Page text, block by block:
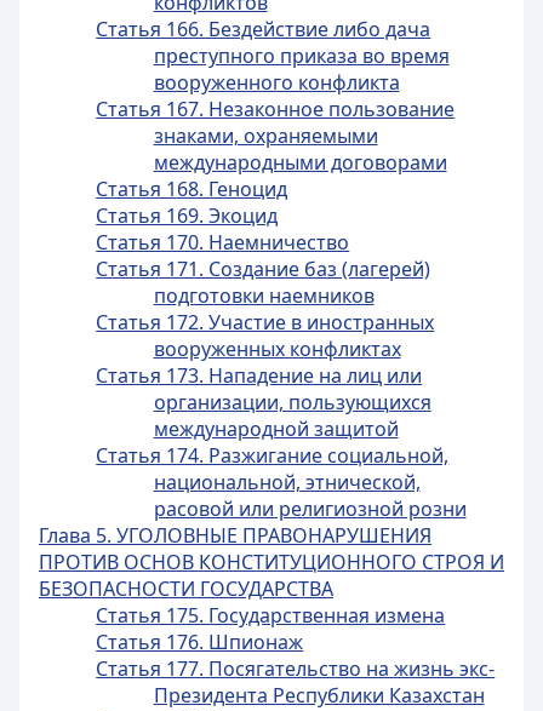
Статья 166. Бездействие либо дача
преступного приказа во время
вооруженного конфликта
Статья 167. Незаконное пользование
знаками, охраняемыми
международными договорами
Статья 168. Геноцид
Статья 169. Экоцид
Статья 170. Наемничество
Статья 171. Создание баз (лагерей)
подготовки наемников
Статья 172. Участие в иностранных
вооруженных конфликтах
Статья 173. Нападение на лиц или
организации, пользующихся
международной защитой
Статья 174. Разжигание социальной,
национальной, этнической,
расовой или религиозной розни
Глава 5. УГОЛОВНЫЕ ПРАВОНАРУШЕНИЯ
ПРОТИВ ОСНОВ КОНСТИТУЦИОННОГО СТРОЯ И
БЕЗОПАСНОСТИ ГОСУДАРСТВА
Статья 175. Государственная измена
Статья 176. Шпионаж
Статья 177. Посягательство на жизнь экс-
Президента Республики Казахстан